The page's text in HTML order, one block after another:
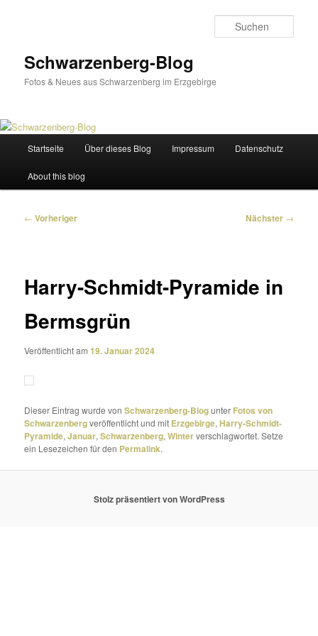
Schwarzenberg-Blog
Fotos & Neues aus Schwarzenberg im Erzgebirge
Startseite Über dieses Blog Impressum Datenschutz
About this blog
Beitragsnavigation
← Vorheriger Nächster →
Harry-Schmidt-Pyramide in
Bermsgrün
Veröffentlicht am19. Januar 2024
Dieser Eintrag wurde vonSchwarzenberg-Blogunter Fotos von
Schwarzenbergveröffentlicht und mit Erzgebirge,Harry-Schmidt-
Pyramide,Januar,Schwarzenberg,Winterverschlagwortet. Setze
ein Lesezeichen für den Permalink.
Stolz präsentiert von WordPress